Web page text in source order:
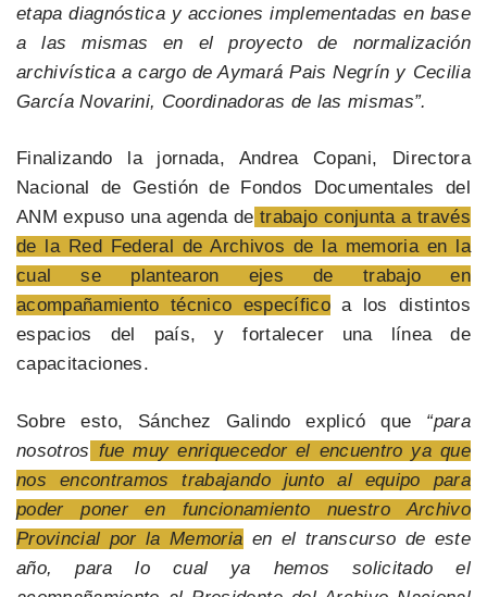
etapa diagnóstica y acciones implementadas en base
a las mismas en el proyecto de normalización
archivística a cargo de Aymará Pais Negrín y Cecilia
García Novarini, Coordinadoras de las mismas”.
Finalizando la jornada, Andrea Copani, Directora
Nacional de Gestión de Fondos Documentales del
ANM expuso una agenda de trabajo conjunta a través
de la Red Federal de Archivos de la memoria en la
cual se plantearon ejes de trabajo en
acompañamiento técnico específicoa los distintos
espacios del país, y fortalecer una línea de
capacitaciones.
Sobre esto, Sánchez Galindo explicó que “para
nosotros fue muy enriquecedor el encuentro ya que
nos encontramos trabajando junto al equipo para
poder poner en funcionamiento nuestro Archivo
Provincial por la Memoria en el transcurso de este
año, para lo cual ya hemos solicitado el